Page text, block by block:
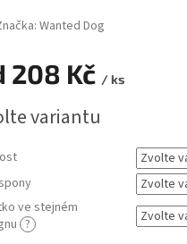
Wanted Dog
208 Kč / ks
variantu
ve stejném
?